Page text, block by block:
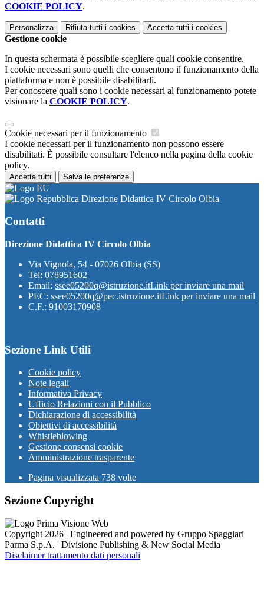
COOKIE POLICY.
Personalizza Rifiuta tutti i cookies Accetta tutti i cookies
Gestione cookie
In questa schermata è possibile scegliere quali cookie consentire.
I cookie necessari sono quelli che consentono il funzionamento della
piattaforma e non è possibile disabilitarli.
Per conoscere quali sono i cookie necessari al funzionamento potete
visionare la COOKIE POLICY.
Cookie necessari per il funzionamento
I cookie necessari per il funzionamento non possono essere
disabilitati. È possibile consultare l'elenco nella pagina della cookie
policy.
Accetta tutti Salva le preferenze
Direzione Didattica IV Circolo Olbia
Contatti
Direzione Didattica IV Circolo Olbia
Via Vignola, 54 - 07026 Olbia (SS)
Tel: 078951602
Email: ssee05200q@istruzione.itLink per inviare una mail
PEC: ssee05200q@pec.istruzione.itLink per inviare una mail
C.F.: 91003170908
Sezione Link Utili
Cookie policy
Note legali
Informativa Privacy
Ufficio Relazioni con il Pubblico
Dichiarazione di accessibilità
Obiettivi di accessibilità
Whistleblowing
Gestione consensi cookie
Amministrazione trasparente
Pagina visualizzata 738 volte
Sezione Copyright
Copyright 2026 | Engineered and powered by Gruppo Spaggiari
Parma S.p.A. | Divisione Publishing & New Social Media
Disclaimer trattamento dati personali